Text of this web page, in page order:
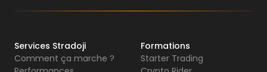
Services Stradoji
Comment ça marche ?
Formations
Starter Trading